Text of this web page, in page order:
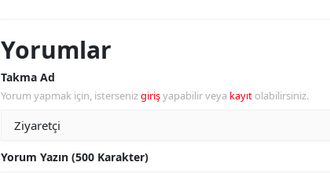
Yorumlar
Takma Ad
Yorum yapmak için, istersenizgirişyapabilir veya kayıt olabilirsiniz.
Yorum Yazın (500 Karakter)